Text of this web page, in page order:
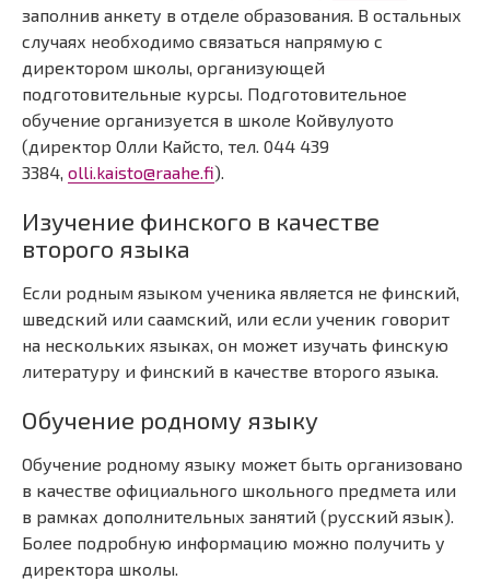
заполнив анкету в отделе образования. В остальных
случаях необходимо связаться напрямую с
директором школы, организующей
подготовительные курсы. Подготовительное
обучение организуется в школе Койвулуото
(директор Олли Кайсто, тел. 044 439
3384, olli.kaisto@raahe.fi).
Изучение финского в качестве
второго языка
Если родным языком ученика является не финский,
шведский или саамский, или если ученик говорит
на нескольких языках, он может изучать финскую
литературу и финский в качестве второго языка.
Обучение родному языку
Обучение родному языку может быть организовано
в качестве официального школьного предмета или
в рамках дополнительных занятий (русский язык).
Более подробную информацию можно получить у
директора школы.